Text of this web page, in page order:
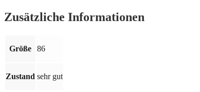
🍇
Menge
Zusätzliche Informationen
Größe 86
Zustand sehr gut